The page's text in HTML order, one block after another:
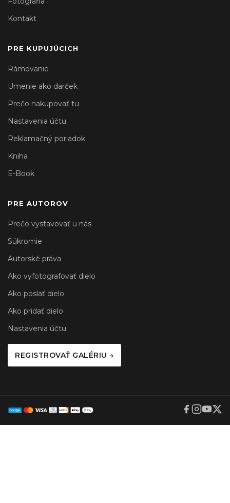
Kontakt
PRE KUPUJÚCICH
Rámovanie
Umenie ako darček
Prečo nakupovať tu
Nastavenia účtu
Reklamačný poriadok
Kniha
E-Book
PRE AUTOROV
Prečo vystavovať u nás
Súkromie
Autorské práva
Ako vyfotografovať dielo
Ako poslať dielo
Ako pridať dielo
Nastavenia účtu
REGISTROVAŤ GALÉRIU →